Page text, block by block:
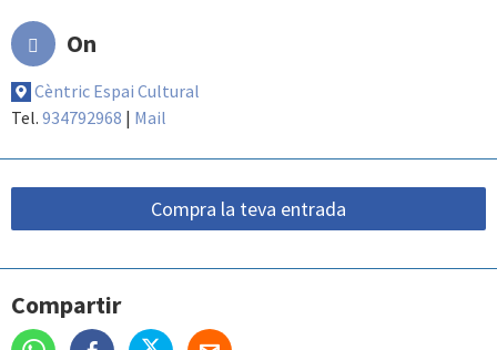
On
Cèntric Espai Cultural
Tel. 934792968 | Mail
Compra la teva entrada
Compartir